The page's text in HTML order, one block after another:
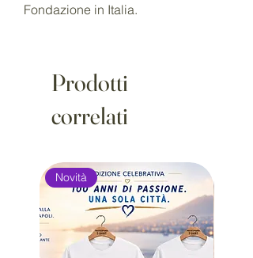
Fondazione in Italia.
Prodotti
correlati
Novità